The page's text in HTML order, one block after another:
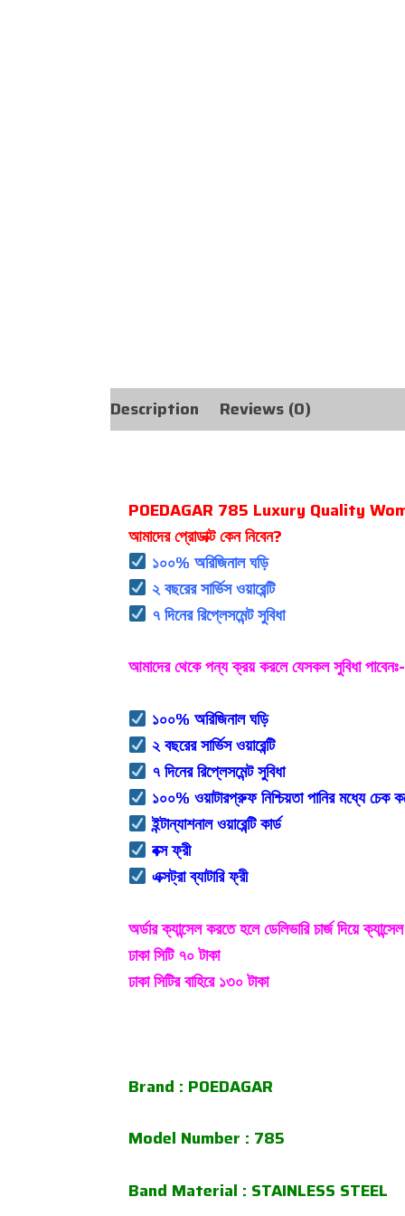
Description Reviews (0)
POEDAGAR 785 Luxury Quality
আমাদের প্রোডাক্ট কেন নিবেন?
১০০% অরিজিনাল ঘড়ি
২ বছরের সার্ভিস ওয়ারেন্টি
৭ দিনের রিপ্লেসমেন্ট সুবিধা
আমাদের থেকে পন্য ক্রয় করলে যেসকল সুবিধা পাবেনঃ-
১০০% অরিজিনাল ঘড়ি
২ বছরের সার্ভিস ওয়ারেন্টি
৭ দিনের রিপ্লেসমেন্ট সুবিধা
১০০% ওয়াটারপ্রুফ নিশ্চিয়তা পানির মধ্যে চেক
ইন্টান্যাশনাল ওয়ারেন্টি কার্ড
বক্স ফ্রী
এক্সট্রা ব্যাটারি ফ্রী
অর্ডার ক্যান্সেল করতে হলে ডেলিভারি চার্জ দিয়ে
ঢাকা সিটি ৭০ টাকা
ঢাকা সিটির বাহিরে ১৩০ টাকা
Brand : POEDAGAR
Model Number : 785
Band Material : STAINLESS STEEL